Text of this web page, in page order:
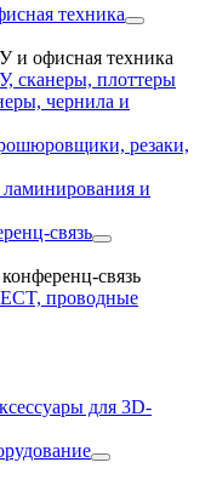
техника
офисная техника
сканеры, плоттеры
чернила и
резаки,
и
связь
связь
проводные
для 3D-